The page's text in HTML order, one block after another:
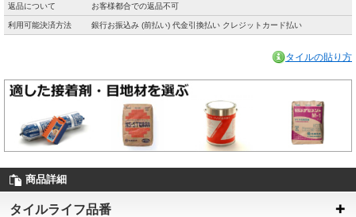
返品について お客様都合での返品不可
利用可能決済方法 銀行お振込み (前払い) 代金引換払い クレジットカード払い
タイルの貼り方
商品詳細
タイルライフ品番